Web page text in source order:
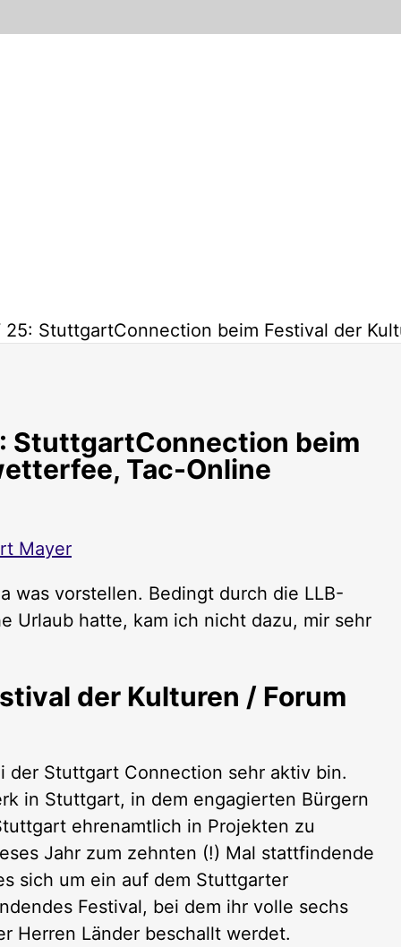
25: StuttgartConnection beim Festival der
StuttgartConnection beim
Tac-Online
Mayer
was vorstellen. Bedingt durch die LLB-
Urlaub hatte, kam ich nicht dazu, mir sehr
der Kulturen / Forum
der Stuttgart Connection sehr aktiv bin.
in Stuttgart, in dem engagierten Bürgern
ehrenamtlich in Projekten zu
Jahr zum zehnten (!) Mal stattfindende
sich um ein auf dem Stuttgarter
Festival, bei dem ihr volle sechs
Herren Länder beschallt werdet.